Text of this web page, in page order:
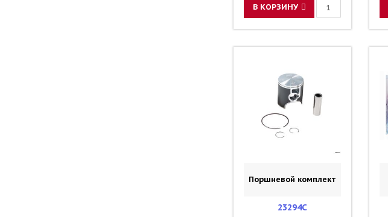
В КОРЗИНУ
Поршневой комплект
23294C